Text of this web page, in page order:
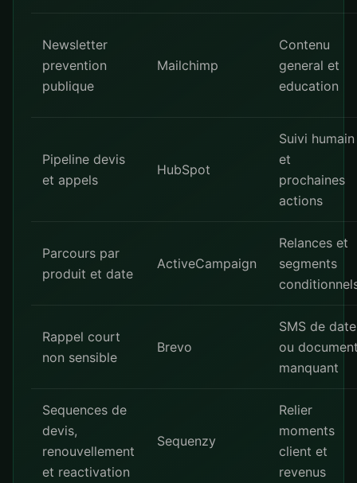
Newsletter
prevention
publique
Mailchimp
Contenu
general et
education
Pipeline devis
et appels
HubSpot
Suivi humain
et
prochaines
actions
Parcours par
produit et date
ActiveCampaign
Relances et
segments
Rappel court
non sensible
Brevo
SMS de date
ou
manquant
Sequences de
devis,
renouvellement
et reactivation
Sequenzy
Relier
moments
client et
revenus